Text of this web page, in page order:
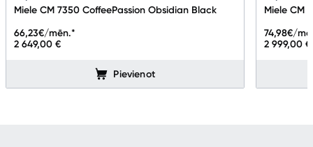
Miele CM 7350 CoffeePassion Obsidian Black
2 649,00 €
66,23€/mēn.*
Pievienot
Miele CM
2 999,00 €
74,98€/